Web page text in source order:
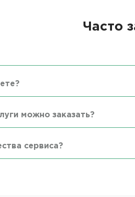
Часто
можно заказать?
сервиса?